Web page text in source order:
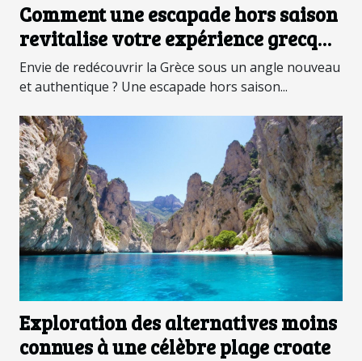
Comment une escapade hors saison
revitalise votre expérience grecque
?
Envie de redécouvrir la Grèce sous un angle nouveau
et authentique ? Une escapade hors saison...
Exploration des alternatives moins
connues à une célèbre plage croate